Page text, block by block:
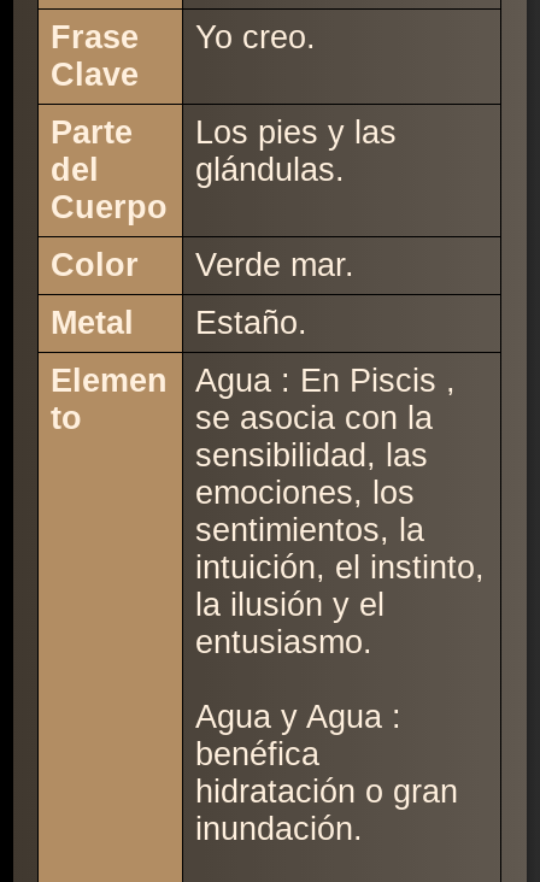
Frase
Clave
Yo creo.
Parte
del
Cuerpo
Los pies y las
glándulas.
Color
Verde mar.
Metal
Estaño.
Elemen
to
Agua : En Piscis ,
se asocia con la
sensibilidad, las
emociones, los
sentimientos, la
intuición, el instinto,
la ilusión y el
entusiasmo.
Agua y Agua :
benéfica
hidratación o gran
inundación.